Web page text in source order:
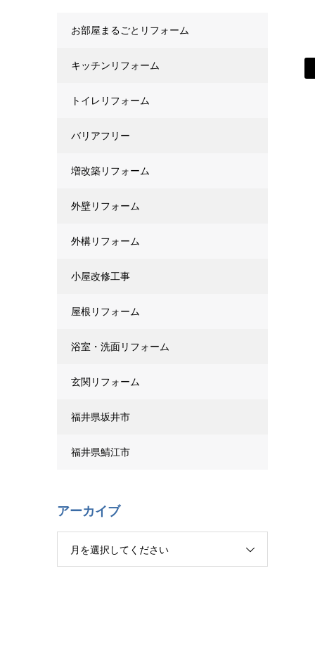
お部屋まるごとリフォーム
キッチンリフォーム
トイレリフォーム
バリアフリー
増改築リフォーム
外壁リフォーム
外構リフォーム
小屋改修工事
屋根リフォーム
浴室・洗面リフォーム
玄関リフォーム
福井県坂井市
福井県鯖江市
アーカイブ
月を選択してください